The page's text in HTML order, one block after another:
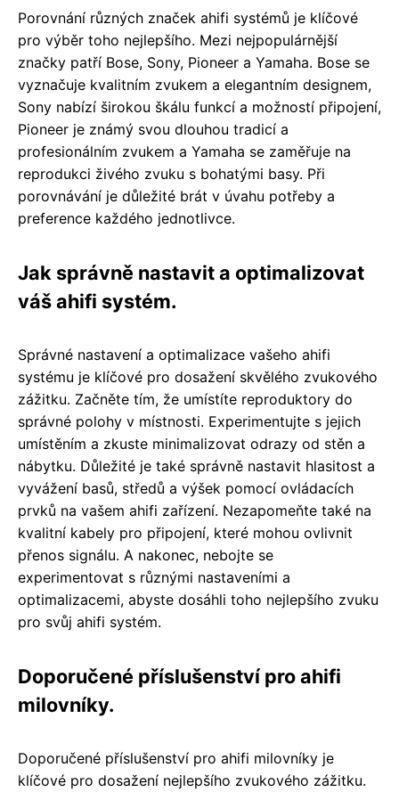
Porovnání různých značek ahifi systémů je klíčové
pro výběr toho nejlepšího. Mezi nejpopulárnější
značky patří Bose, Sony, Pioneer a Yamaha. Bose se
vyznačuje kvalitním zvukem a elegantním designem,
Sony nabízí širokou škálu funkcí a možností připojení,
Pioneer je známý svou dlouhou tradicí a
profesionálním zvukem a Yamaha se zaměřuje na
reprodukci živého zvuku s bohatými basy. Při
porovnávání je důležité brát v úvahu potřeby a
preference každého jednotlivce.
Jak správně nastavit a optimalizovat
váš ahifi systém.
Správné nastavení a optimalizace vašeho ahifi
systému je klíčové pro dosažení skvělého zvukového
zážitku. Začněte tím, že umístíte reproduktory do
správné polohy v místnosti. Experimentujte s jejich
umístěním a zkuste minimalizovat odrazy od stěn a
nábytku. Důležité je také správně nastavit hlasitost a
vyvážení basů, středů a výšek pomocí ovládacích
prvků na vašem ahifi zařízení. Nezapomeňte také na
kvalitní kabely pro připojení, které mohou ovlivnit
přenos signálu. A nakonec, nebojte se
experimentovat s různými nastaveními a
optimalizacemi, abyste dosáhli toho nejlepšího zvuku
pro svůj ahifi systém.
Doporučené příslušenství pro ahifi
milovníky.
Doporučené příslušenství pro ahifi milovníky je
klíčové pro dosažení nejlepšího zvukového zážitku.